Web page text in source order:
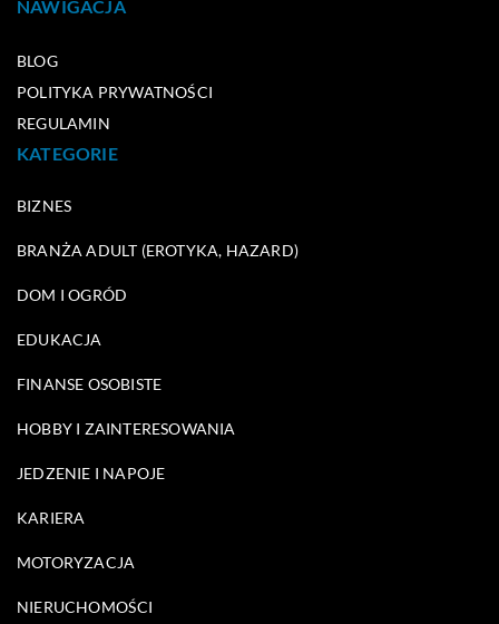
NAWIGACJA
BLOG
POLITYKA PRYWATNOŚCI
REGULAMIN
KATEGORIE
BIZNES
BRANŻA ADULT (EROTYKA, HAZARD)
DOM I OGRÓD
EDUKACJA
FINANSE OSOBISTE
HOBBY I ZAINTERESOWANIA
JEDZENIE I NAPOJE
KARIERA
MOTORYZACJA
NIERUCHOMOŚCI